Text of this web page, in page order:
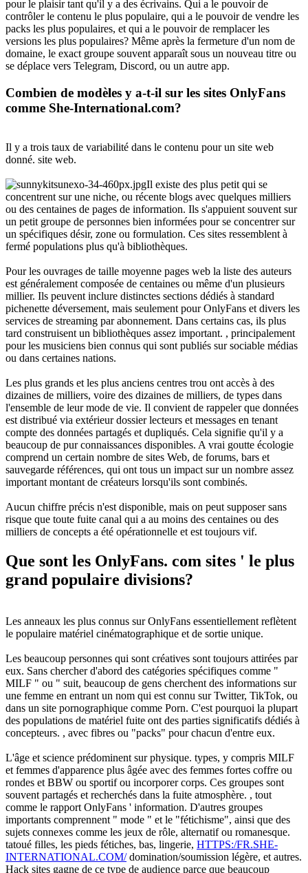
pour le plaisir tant qu'il y a des écrivains. Qui a le pouvoir de
contrôler le contenu le plus populaire, qui a le pouvoir de vendre les
packs les plus populaires, et qui a le pouvoir de remplacer les
versions les plus populaires? Même après la fermeture d'un nom de
domaine, le exact groupe souvent apparaît sous un nouveau titre ou
se déplace vers Telegram, Discord, ou un autre app.
Combien de modèles y a-t-il sur les sites OnlyFans
comme She-International.com?
Il y a trois taux de variabilité dans le contenu pour un site web
donné. site web.
Il existe des plus petit qui se
concentrent sur une niche, ou récente blogs avec quelques milliers
ou des centaines de pages de information. Ils s'appuient souvent sur
un petit groupe de personnes bien informées pour se concentrer sur
un spécifiques désir, zone ou formulation. Ces sites ressemblent à
fermé populations plus qu'à bibliothèques.
Pour les ouvrages de taille moyenne pages web la liste des auteurs
est généralement composée de centaines ou même d'un plusieurs
millier. Ils peuvent inclure distinctes sections dédiés à standard
pichenette déversement, mais seulement pour OnlyFans et divers les
services de streaming par abonnement. Dans certains cas, ils plus
tard construisent un bibliothèques assez important. , principalement
pour les musiciens bien connus qui sont publiés sur sociable médias
ou dans certaines nations.
Les plus grands et les plus anciens centres trou ont accès à des
dizaines de milliers, voire des dizaines de milliers, de types dans
l'ensemble de leur mode de vie. Il convient de rappeler que données
est distribué via extérieur dossier lecteurs et messages en tenant
compte des données partagés et dupliqués. Cela signifie qu'il y a
beaucoup de pur connaissances disponibles. A vrai goutte écologie
comprend un certain nombre de sites Web, de forums, bars et
sauvegarde références, qui ont tous un impact sur un nombre assez
important montant de créateurs lorsqu'ils sont combinés.
Aucun chiffre précis n'est disponible, mais on peut supposer sans
risque que toute fuite canal qui a au moins des centaines ou des
milliers de concepts a été opérationnelle et est toujours vif.
Que sont les OnlyFans. com sites ' le plus
grand populaire divisions?
Les anneaux les plus connus sur OnlyFans essentiellement reflètent
le populaire matériel cinématographique et de sortie unique.
Les beaucoup personnes qui sont créatives sont toujours attirées par
eux. Sans chercher d'abord des catégories spécifiques comme "
MILF " ou " suit, beaucoup de gens cherchent des informations sur
une femme en entrant un nom qui est connu sur Twitter, TikTok, ou
dans un site pornographique comme Porn. C'est pourquoi la plupart
des populations de matériel fuite ont des parties significatifs dédiés à
concepteurs. , avec fibres ou "packs" pour chacun d'entre eux.
L'âge et science prédominent sur physique. types, y compris MILF
et femmes d'apparence plus âgée avec des femmes fortes coffre ou
rondes et BBW ou sportif ou incorporer corps. Ces groupes sont
souvent partagés et recherchés dans la fuite atmosphère. , tout
comme le rapport OnlyFans ' information. D'autres groupes
importants comprennent " mode " et le "fétichisme", ainsi que des
sujets connexes comme les jeux de rôle, alternatif ou romanesque.
tatoué filles, les pieds fétiches, bas, lingerie, HTTPS:/FR.SHE-
INTERNATIONAL.COM/domination/soumission légère, et autres.
Hack sites gagne de ce type de audience parce que beaucoup